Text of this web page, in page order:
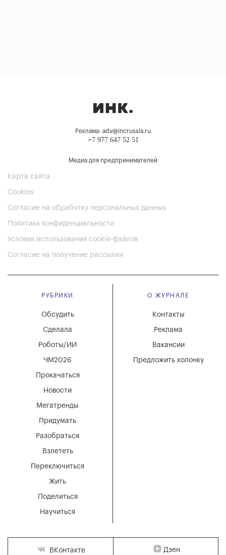
Реклама: adv@incrussia.ru
+7 977 647 52 51
Медиа для предпринимателей
Карта сайта
Cookies
Согласие на обработку персональных данных
Политика конфиденциальности
Условия использования cookie-файлов
Согласие на получение рассылки
РУБРИКИ
Мегатренды
Придумать
Разобраться
Взлететь
Новости
Переключиться
Жить
Поделиться
Научиться
Обсудить
Сделала
Роботы/ИИ
ЧМ2026
Прокачаться
О ЖУРНАЛЕ
Вакансии
Реклама
Контакты
Предложить колонку
ВКонтакте Дзен